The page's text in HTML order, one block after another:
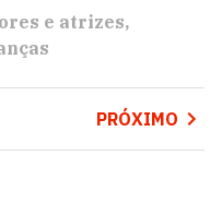
e atrizes
PRÓXIMO